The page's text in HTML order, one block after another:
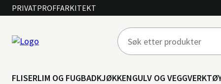
PRIVATPROFFARKITEKT
FLISERLIM OG FUGBADKJØKKENGULV OG VEGG